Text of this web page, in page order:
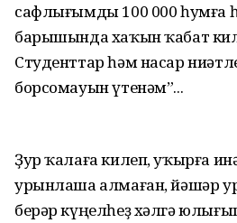
сафлығымды 100 000 һумға
барышында хаҡын ҡабат
Студенттар һәм насар
борсомауын үтенәм”...
Ҙур ҡалаға килеп, уҡырға
урынлаша алмаған, йәшәр
берәр күңелһеҙ хәлгә